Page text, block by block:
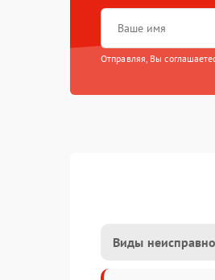
Отправляя, Вы
Виды